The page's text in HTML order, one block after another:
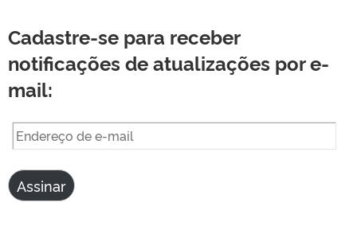
Cadastre-se para receber
notificações de atualizações por e-
mail:
Endereço
de
e-
mail
Assinar